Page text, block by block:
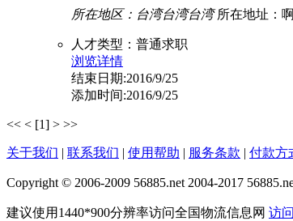
所在地区：台湾台湾台湾所在地址：
人才类型：普通求职
浏览详情
结束日期:2016/9/25
添加时间:2016/9/25
<< < [1] > >>
关于我们 | 联系我们 | 使用帮助 | 服务条款 | 付款方
Copyright © 2006-2009 56885.net 2004-2017
建议使用1440*900分辨率访问全国物流信息网 访